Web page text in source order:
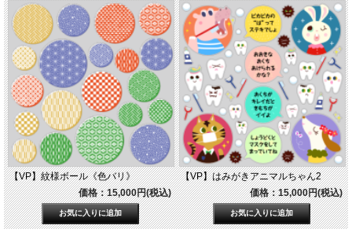
【VP】紋様ボール《色バリ》
価格：15,000円(税込)
【VP】はみがきアニマルちゃん2
価格：15,000円(税込)